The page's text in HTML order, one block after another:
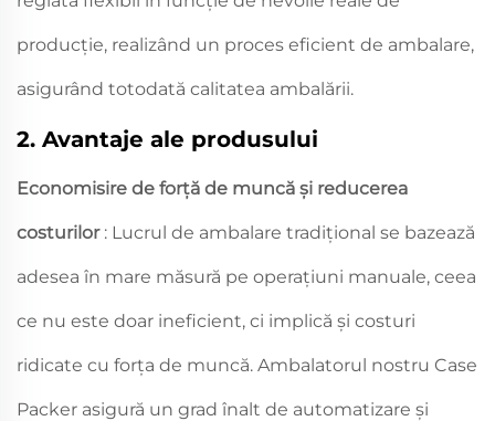
producție, realizând un proces eficient de ambalare,
asigurând totodată calitatea ambalării.
2. Avantaje ale produsului
Economisire de forță de muncă și reducerea
costurilor : Lucrul de ambalare tradițional se bazează
adesea în mare măsură pe operațiuni manuale, ceea
ce nu este doar ineficient, ci implică și costuri
ridicate cu forța de muncă. Ambalatorul nostru Case
Packer asigură un grad înalt de automatizare și